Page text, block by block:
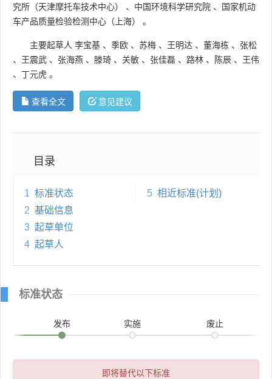
究所（天津摩托车技术中心）
、 中国环境科学研究院 、
国家机动
车产品质量检验检测中心（上海）
。
主要起草人 李宝基 、 季欧 、 苏梅 、 王明达 、 董海栋 、 张松
、 王震武 、 张海燕 、 滕琦 、 关敏 、 张佳磊 、 路林 、 陈辰 、 王伟
、 丁元虎 。
查看全文 意见建议
目录
1 标准状态
2 基础信息
3 起草单位
4 起草人
5 相近标准(计划)
标准状态
发布 实施 废止
即将替代以下标准